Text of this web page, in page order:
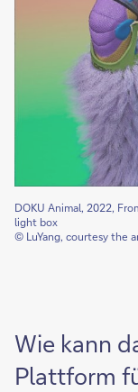
DOKU Animal, 2022,
light box
© LuYang, courtesy the
Wie kann
Plattform